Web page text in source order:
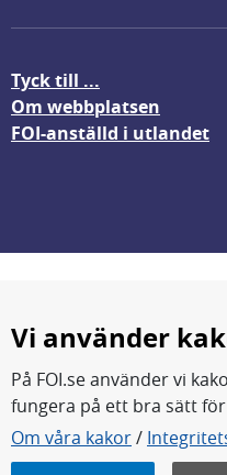
Tyck till ...
Om webbplatsen
FOI-anställd i utlandet
FOI forskar för en säkrare
FOI:s kärnverksamhet är
Vi använder
På FOI.se använder vi
fungera på ett bra sätt
Om våra kakor/